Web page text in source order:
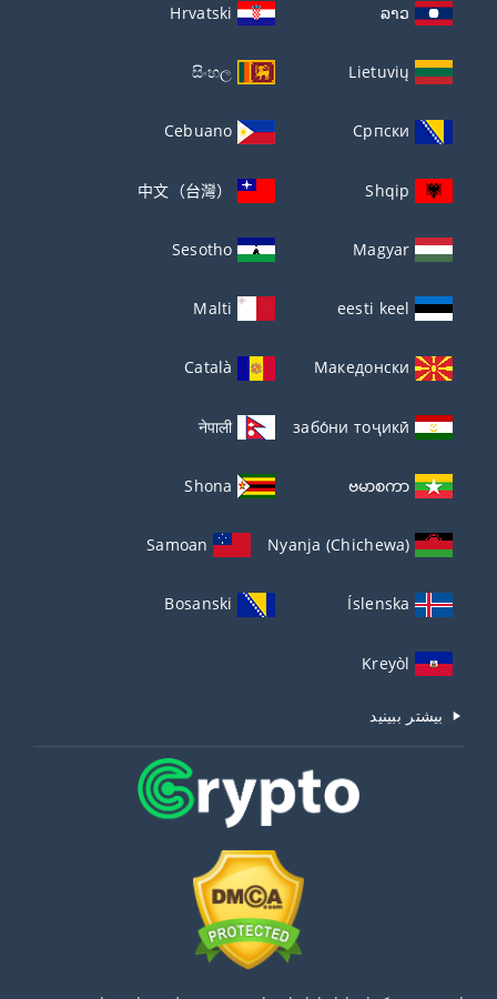
ລາວ
Hrvatski
Lietuvių
සිංහල
Српски
Cebuano
Shqip
中文（台灣）
Magyar
Sesotho
eesti keel
Malti
Македонски
Català
забо́ни тоҷикӣ́
नेपाली
ဗမာစကာ
Shona
Nyanja (Chichewa)
Samoan
Íslenska
Bosanski
Kreyòl
بیشتر ببینید